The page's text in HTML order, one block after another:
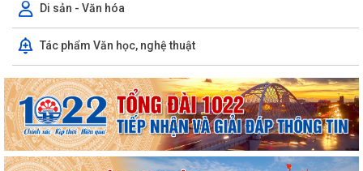
Di sản - Văn hóa
Tác phẩm Văn học, nghệ thuật
LIỆT SĨ
INFOGRAPHIC TUYÊN TRUYỀN TỘI PHẠM MUA BÁN NGƯỜI HIỂU ĐÚNG
ĐỂ PHÒNG TRÁNH
Luật HGƠCS (sửa đổi): Tập trung vào 05 chính sách, đáp ứng yêu cầu
phát triển trong bối cảnh mới